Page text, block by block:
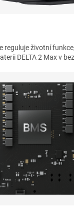
reguluje životní
DELTA 2 Max v